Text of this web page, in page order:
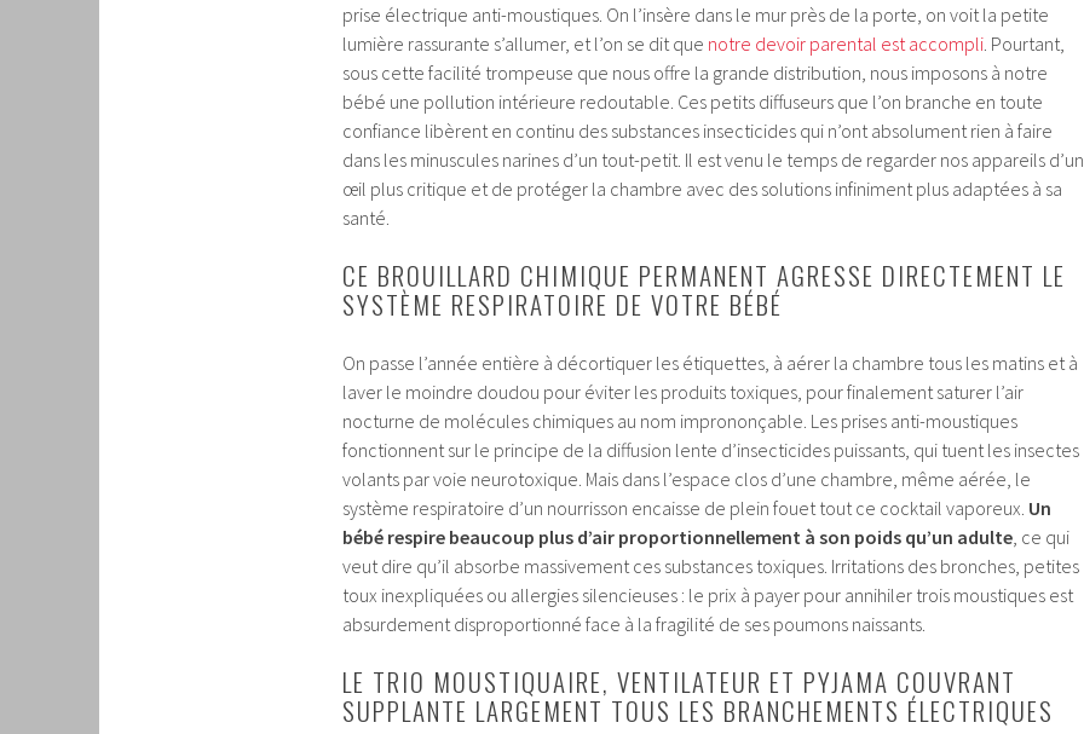
prise électrique anti-moustiques. On l’insère dans le mur près de la porte, on voit la petite
lumière rassurante s’allumer, et l’on se dit que notre devoir parental est accompli. Pourtant,
sous cette facilité trompeuse que nous offre la grande distribution, nous imposons à notre
bébé une pollution intérieure redoutable. Ces petits diffuseurs que l’on branche en toute
confiance libèrent en continu des substances insecticides qui n’ont absolument rien à faire
dans les minuscules narines d’un tout-petit. Il est venu le temps de regarder nos appareils d’un
œil plus critique et de protéger la chambre avec des solutions infiniment plus adaptées à sa
santé.
CE BROUILLARD CHIMIQUE PERMANENT AGRESSE DIRECTEMENT LE
SYSTÈME RESPIRATOIRE DE VOTRE BÉBÉ
On passe l’année entière à décortiquer les étiquettes, à aérer la chambre tous les matins et à
laver le moindre doudou pour éviter les produits toxiques, pour finalement saturer l’air
nocturne de molécules chimiques au nom imprononçable. Les prises anti-moustiques
fonctionnent sur le principe de la diffusion lente d’insecticides puissants, qui tuent les insectes
volants par voie neurotoxique. Mais dans l’espace clos d’une chambre, même aérée, le
système respiratoire d’un nourrisson encaisse de plein fouet tout ce cocktail vaporeux. Un
bébé respire beaucoup plus d’air proportionnellement à son poids qu’un adulte, ce qui
veut dire qu’il absorbe massivement ces substances toxiques. Irritations des bronches, petites
toux inexpliquées ou allergies silencieuses : le prix à payer pour annihiler trois moustiques est
absurdement disproportionné face à la fragilité de ses poumons naissants.
LE TRIO MOUSTIQUAIRE, VENTILATEUR ET PYJAMA COUVRANT
SUPPLANTE LARGEMENT TOUS LES BRANCHEMENTS ÉLECTRIQUES